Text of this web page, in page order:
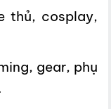
thủ, cosplay,
gear, phụ